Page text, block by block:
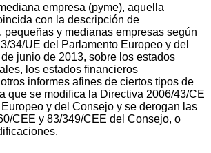
empresa (pyme), aquella
con la descripción de
pequeñas y medianas empresas según
34/UE del Parlamento Europeo y del
junio de 2013, sobre los estados
los estados financieros
informes afines de ciertos tipos de
que se modifica la Directiva 2006/43/CE
y del Consejo y se derogan las
CEE y 83/349/CEE del Consejo, o